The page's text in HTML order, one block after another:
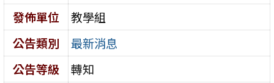
發佈單位
教學組
公告類別
最新消息
公告等級
轉知